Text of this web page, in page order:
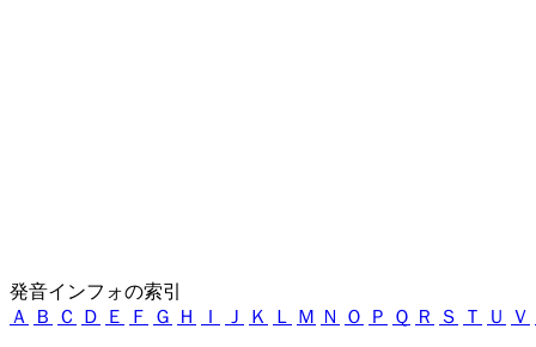
発音インフォの索引
Ａ
Ｂ Ｃ Ｄ Ｅ Ｆ Ｇ Ｈ Ｉ Ｊ Ｋ Ｌ Ｍ Ｎ Ｏ Ｐ Ｑ Ｒ Ｓ Ｔ Ｕ Ｖ